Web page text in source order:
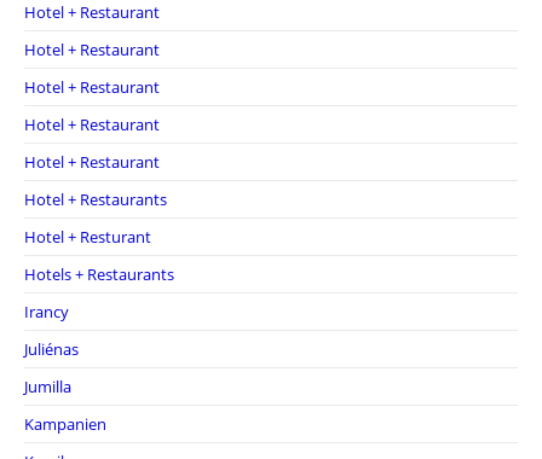
Hotel + Restaurant
Hotel + Restaurant
Hotel + Restaurant
Hotel + Restaurant
Hotel + Restaurant
Hotel + Restaurants
Hotel + Resturant
Hotels + Restaurants
Irancy
Juliénas
Jumilla
Kampanien